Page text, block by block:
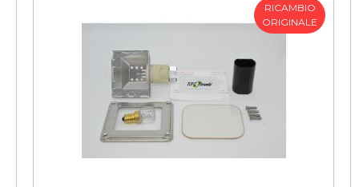
RICAMBIO
ORIGINALE